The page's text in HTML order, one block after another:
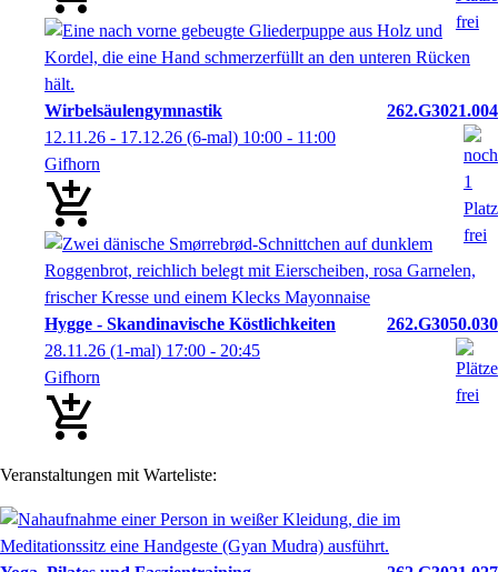
Wirbelsäulengymnastik
262.G3021.004
12.11.26 - 17.12.26 (6-mal) 10:00 - 11:00
Gifhorn
Hygge - Skandinavische Köstlichkeiten
262.G3050.030
28.11.26 (1-mal) 17:00 - 20:45
Gifhorn
Veranstaltungen mit Warteliste: